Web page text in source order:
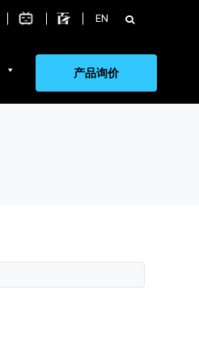
EN 搜
索：
产品询价